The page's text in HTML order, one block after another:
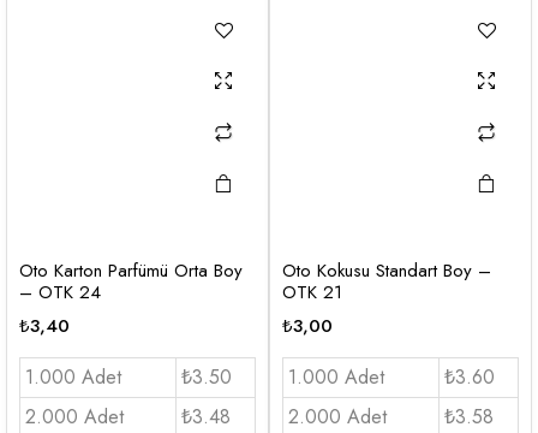
Oto Karton Parfümü Orta Boy
– OTK 24
₺3,40
1.000 Adet
₺3.50
2.000 Adet
₺3.48
Oto Kokusu Standart Boy –
OTK 21
₺3,00
1.000 Adet
₺3.60
2.000 Adet
₺3.58